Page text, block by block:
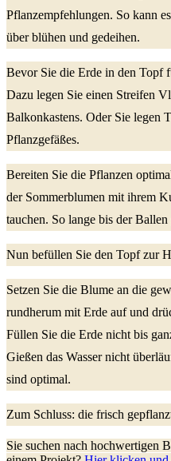
Pflanzempfehlungen. So kann
über blühen und gedeihen.
Bevor Sie die Erde in den Topf
Dazu legen Sie einen Streifen
Balkonkastens. Oder Sie legen
Pflanzgefäßes.
Bereiten Sie die Pflanzen
der Sommerblumen mit ihrem
tauchen. So lange bis der
Nun befüllen Sie den Topf zur
Setzen Sie die Blume an die
rundherum mit Erde auf und
Füllen Sie die Erde nicht bis
Gießen das Wasser nicht
sind optimal.
Zum Schluss: die frisch
Sie suchen nach hochwertigen